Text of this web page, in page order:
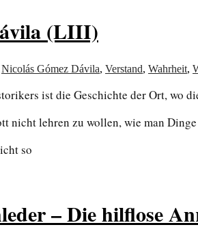
(LIII)
Nicolás Gómez Dávila, Verstand, Wahrheit,
ist die Geschichte der Ort, wo
nicht lehren zu wollen, wie man
so
– Die hilflose